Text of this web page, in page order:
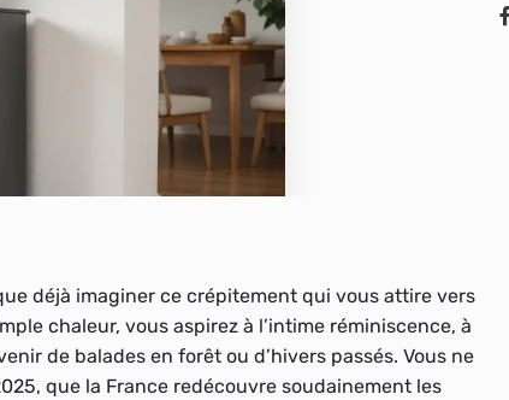
déjà imaginer ce crépitement qui vous attire vers
chaleur, vous aspirez à l’intime réminiscence, à
de balades en forêt ou d’hivers passés. Vous ne
que la France redécouvre soudainement les